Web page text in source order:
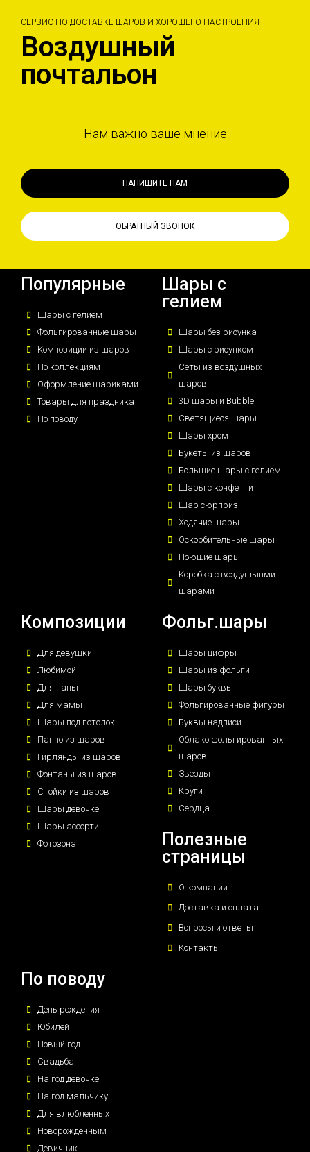
СЕРВИС ПО ДОСТАВКЕ ШАРОВ И ХОРОШЕГО НАСТРОЕНИЯ
Воздушный
почтальон
Нам важно ваше мнение
НАПИШИТЕ НАМ
ОБРАТНЫЙ ЗВОНОК
Популярные
Шары с гелием
Фольгированные шары
Композиции из шаров
По коллекциям
Оформление шариками
Товары для праздника
По поводу
Шары с
гелием
Шары без рисунка
Шары с рисунком
Сеты из воздушных
шаров
3D шары и Bubble
Светящиеся шары
Шары хром
Букеты из шаров
Большие шары с гелием
Шары с конфетти
Шар сюрприз
Ходячие шары
Оскорбительные шары
Поющие шары
Коробка с воздушынми
шарами
Композиции
Для девушки
Любимой
Для папы
Для мамы
Шары под потолок
Панно из шаров
Гирлянды из шаров
Фонтаны из шаров
Стойки из шаров
Шары девочке
Шары ассорти
Фотозона
Фольг.шары
Шары цифры
Шары из фольги
Шары буквы
Фольгированные фигуры
Буквы надписи
Облако фольгированных
шаров
Звезды
Круги
Сердца
Полезные
страницы
О компании
Доставка и оплата
Вопросы и ответы
Контакты
По поводу
День рождения
Юбилей
Новый год
Свадьба
На год девочке
На год мальчику
Для влюбленных
Новорожденным
Девичник